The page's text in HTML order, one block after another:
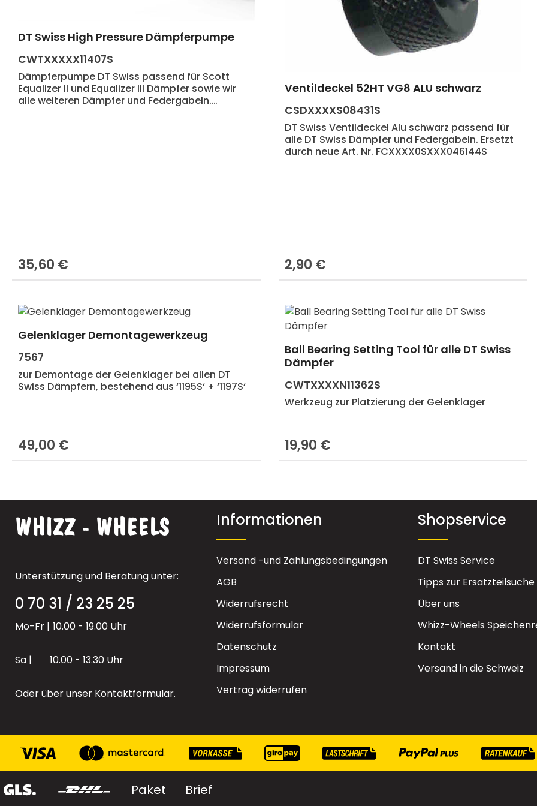
DT Swiss High Pressure Dämpferpumpe
CWTXXXXX11407S
Dämpferpumpe DT Swiss passend für Scott
Equalizer II und Equalizer III Dämpfer sowie wir
alle weiteren Dämpfer und Federgabeln.
Regulärer Preis:
35,60 €
Produkt Anzahl: Gib den
Ventildeckel 52HT VG8 ALU schwarz
CSDXXXXS08431S
DT Swiss Ventildeckel Alu schwarz passend für
alle DT Swiss Dämpfer und Federgabeln. Ersetzt
durch neue Art. Nr. FCXXXX0SXXX046144S
Regulärer Preis:
2,90 €
Produkt Anzahl: Gib den gewünschten Wert ein oder benutze die
Gelenklager Demontagewerkzeug
7567
zur Demontage der Gelenklager bei allen DT
Swiss Dämpfern, bestehend aus ‘1195S‘ + ‘1197S‘
Regulärer Preis:
49,00 €
Produkt Anzahl: Gib den
Ball Bearing Setting Tool für alle DT Swiss
Dämpfer
CWTXXXXN11362S
Werkzeug zur Platzierung der Gelenklager
Regulärer Preis:
19,90 €
Unterstützung und Beratung unter:
0 70 31 / 23 25 25
Mo-Fr | 10.00 - 19.00 Uhr
Sa | 10.00 - 13.30 Uhr
Oder über unser Kontaktformular.
Informationen
Versand -und Zahlungsbedingungen
AGB
Widerrufsrecht
Widerrufsformular
Datenschutz
Impressum
Vertrag widerrufen
Shopservice
DT Swiss Service
Tipps zur Ersatzteilsuche
Über uns
Whizz-Wheels
Kontakt
Versand in die Schweiz
Paket Brief